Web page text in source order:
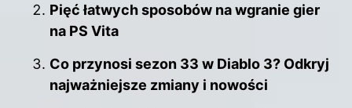
Pięć łatwych sposobów na wgranie gier
na PS Vita
Co przynosi sezon 33 w Diablo 3? Odkryj
najważniejsze zmiany i nowości